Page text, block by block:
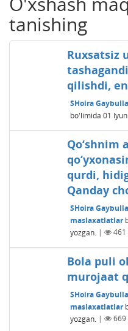
tanishing
Ruxsatsiz
qilishdi,
SHoira
bo'limida 01 Iyun
Qo‘shnim
qurdi,
Qanday
SHoira
maslaxatlatlar
yozgan. | 461
Bola puli
murojaat
SHoira
maslaxatlatlar
yozgan. | 669